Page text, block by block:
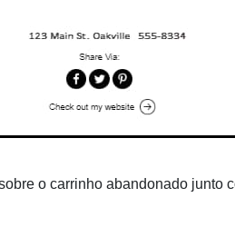
o carrinho abandonado junto